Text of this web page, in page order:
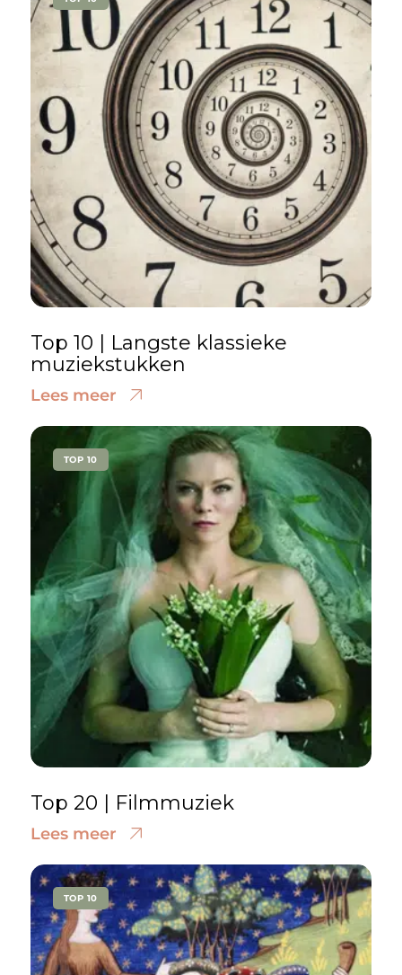
Top 10 | Langste klassieke
muziekstukken
Lees meer
TOP 10
Top 20 | Filmmuziek
Lees meer
TOP 10